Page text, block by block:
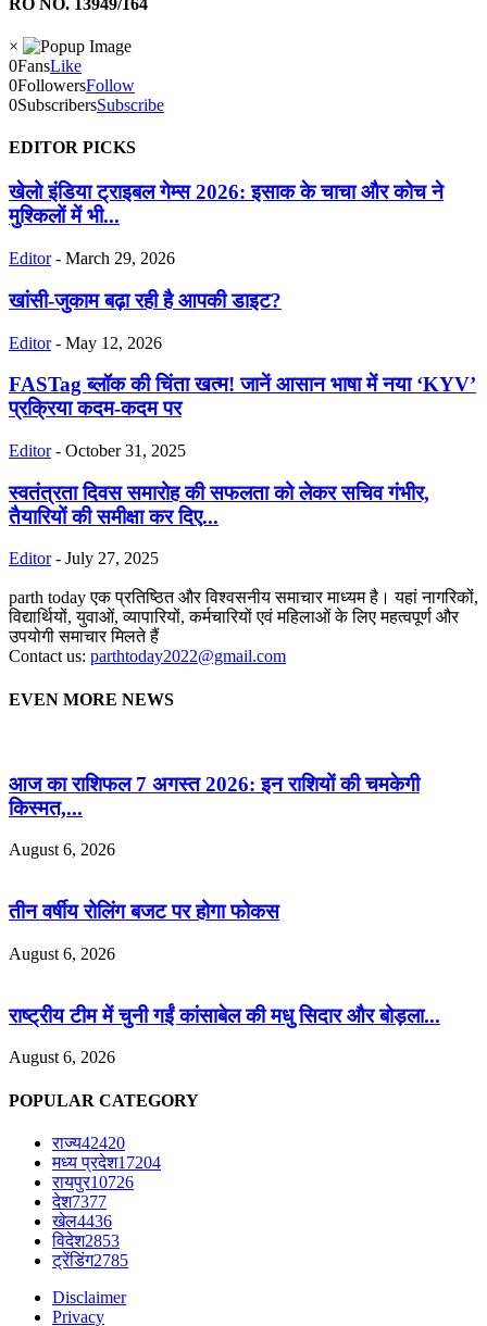
×
0FansLike
0FollowersFollow
0SubscribersSubscribe
EDITOR PICKS
खेलो इंडिया ट्राइबल गेम्स 2026: इसाक के चाचा और कोच ने
मुश्किलों में भी...
Editor - March 29, 2026
खांसी-जुकाम बढ़ा रही है आपकी डाइट?
Editor - May 12, 2026
FASTag ब्लॉक की चिंता खत्म! जानें आसान भाषा में नया ‘KYV’
प्रक्रिया कदम-कदम पर
Editor - October 31, 2025
स्वतंत्रता दिवस समारोह की सफलता को लेकर सचिव गंभीर,
तैयारियों की समीक्षा कर दिए...
Editor - July 27, 2025
parth today एक प्रतिष्ठित और विश्वसनीय समाचार माध्यम है। यहां नागरिकों,
विद्यार्थियों, युवाओं, व्यापारियों, कर्मचारियों एवं महिलाओं के लिए महत्वपूर्ण और
उपयोगी समाचार मिलते हैं
Contact us: parthtoday2022@gmail.com
EVEN MORE NEWS
आज का राशिफल 7 अगस्त 2026: इन राशियों की चमकेगी
किस्मत,...
August 6, 2026
तीन वर्षीय रोलिंग बजट पर होगा फोकस
August 6, 2026
राष्ट्रीय टीम में चुनी गईं कांसाबेल की मधु सिदार और बोड़ला...
August 6, 2026
POPULAR CATEGORY
राज्य42420
मध्य प्रदेश17204
रायपुर10726
देश7377
खेल4436
विदेश2853
ट्रेंडिंग2785
Disclaimer
Privacy